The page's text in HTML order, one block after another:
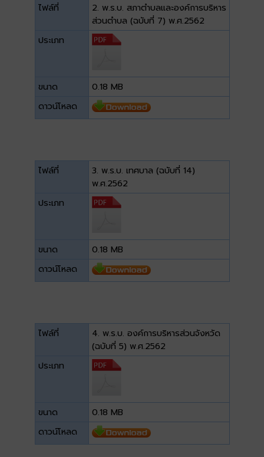
ไฟล์ที่
2. พ.ร.บ. สภาตำบลและองค์การบริหาร
ส่วนตำบล (ฉบับที่ 7) พ.ศ.2562
ประเภท
ขนาด
0.18 MB
ดาวน์โหลด
ไฟล์ที่
3. พ.ร.บ. เทศบาล (ฉบับที่ 14)
พ.ศ.2562
ประเภท
ขนาด
0.18 MB
ดาวน์โหลด
ไฟล์ที่
4. พ.ร.บ. องค์การบริหารส่วนจังหวัด
(ฉบับที่ 5) พ.ศ.2562
ประเภท
ขนาด
0.18 MB
ดาวน์โหลด